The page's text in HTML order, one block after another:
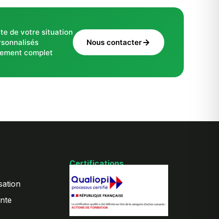
de votre situation
complet
Nous contacter
Certifications